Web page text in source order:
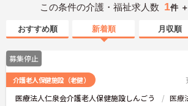
この条件の介護・福祉求人数 1件 ＋
おすすめ順 新着順 月収順
募集停止
介護老人保健施設（老健）
医療法人仁泉会介護老人保健施設しんごう 医療